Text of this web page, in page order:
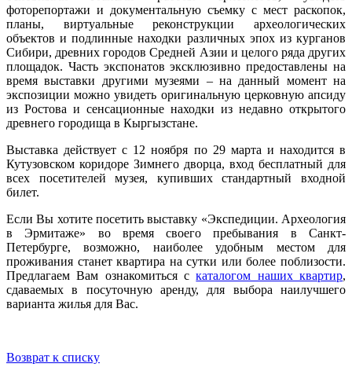
фоторепортажи и документальную съемку с мест раскопок,
планы, виртуальные реконструкции археологических
объектов и подлинные находки различных эпох из курганов
Сибири, древних городов Средней Азии и целого ряда других
площадок. Часть экспонатов эксклюзивно предоставлены на
время выставки другими музеями – на данный момент на
экспозиции можно увидеть оригинальную церковную апсиду
из Ростова и сенсационные находки из недавно открытого
древнего городища в Кыргызстане.
Выставка действует с 12 ноября по 29 марта и находится в
Кутузовском коридоре Зимнего дворца, вход бесплатный для
всех посетителей музея, купивших стандартный входной
билет.
Если Вы хотите посетить выставку «Экспедиции. Археология
в Эрмитаже» во время своего пребывания в Санкт-
Петербурге, возможно, наиболее удобным местом для
проживания станет квартира на сутки или более поблизости.
Предлагаем Вам ознакомиться скаталогом наших квартир,
сдаваемых в посуточную аренду, для выбора наилучшего
варианта жилья для Вас.
Возврат к списку